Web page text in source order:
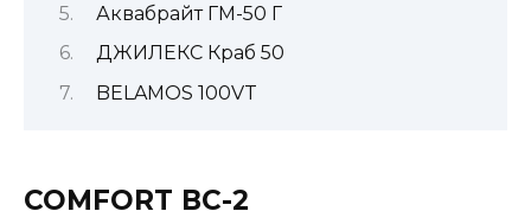
Аквабрайт ГМ-50 Г
ДЖИЛЕКС Краб 50
BELAMOS 100VT
COMFORT ВС-2